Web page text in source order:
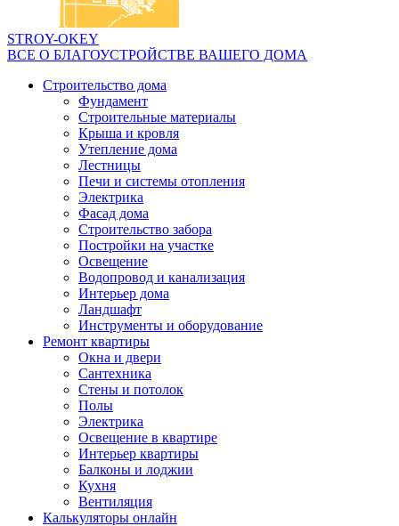
STROY-OKEY
ВСЕ О БЛАГОУСТРОЙСТВЕ ВАШЕГО ДОМА
Строительство дома
Фундамент
Строительные материалы
Крыша и кровля
Утепление дома
Лестницы
Печи и системы отопления
Электрика
Фасад дома
Строительство забора
Постройки на участке
Освещение
Водопровод и канализация
Интерьер дома
Ландшафт
Инструменты и оборудование
Ремонт квартиры
Окна и двери
Сантехника
Стены и потолок
Полы
Электрика
Освещение в квартире
Интерьер квартиры
Балконы и лоджии
Кухня
Вентиляция
Калькуляторы онлайн